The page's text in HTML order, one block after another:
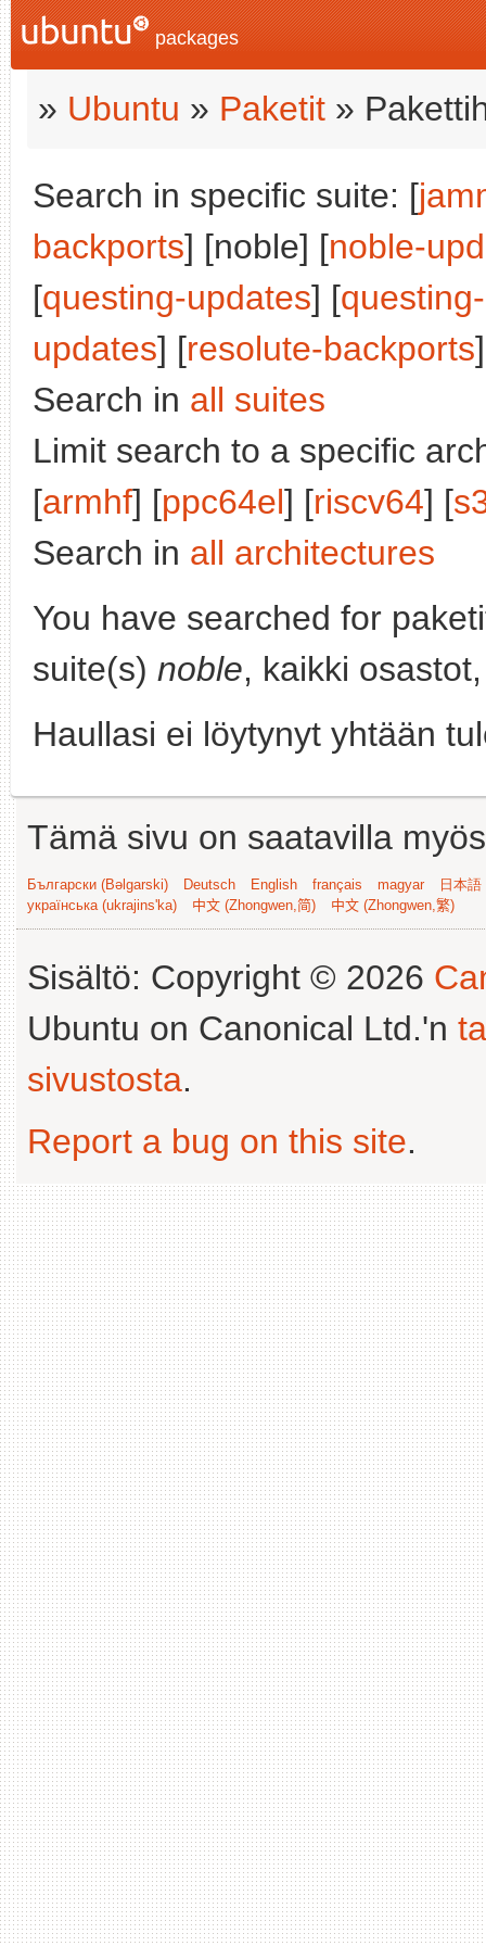
packages
» Ubuntu » Paketit »
Search in specific suite: [
backports] [noble] [noble-
[questing-updates] [
updates] [resolute-backports
Search in all suites
Limit search to a specific
[armhf] [ppc64el] [riscv64] [
Search in all architectures
You have searched for
suite(s) noble, kaikki
Haullasi ei löytynyt yhtään
Tämä sivu on saatavilla
Български (Bəlgarski) Deutsch English français magyar
日本
українська (ukrajins'ka)
中文 (Zhongwen,简) 中文 (Zhongwen,繁)
Sisältö: Copyright © 2026
Ubuntu on Canonical Ltd.'n
sivustosta.
Report a bug on this site.